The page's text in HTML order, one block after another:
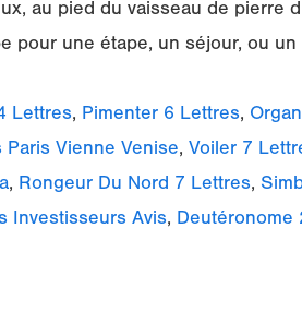
au pied du vaisseau de pierre
pour une étape, un séjour, ou un
Lettres, Pimenter 6 Lettres,
Paris Vienne Venise, Voiler 7
, Rongeur Du Nord 7 Lettres,
Investisseurs Avis, Deutéronome